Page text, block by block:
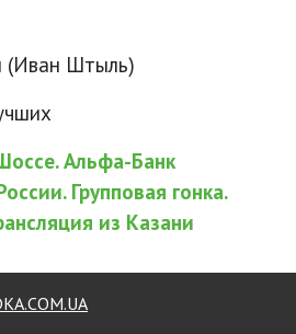
(Иван Штыль)
Альфа-Банк
Групповая гонка.
из Казани